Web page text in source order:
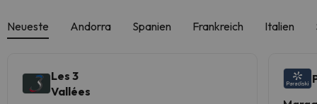
Neueste Andorra Spanien Frankreich Italien
Les 3
Vallées